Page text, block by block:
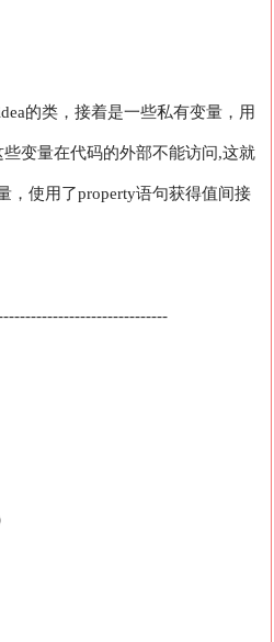
的类，接着是一些私有变量，用
变量在代码的外部不能访问,这就
，使用了property语句获得值间接